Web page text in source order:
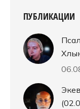
ПУБЛИКАЦИИ